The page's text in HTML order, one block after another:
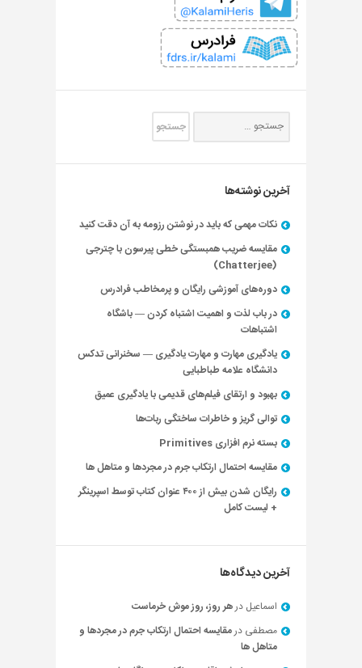
آخرین نوشته‌ها
نکات مهمی که باید در نوشتن رزومه به آن دقت کنید
مقایسه ضریب همبستگی خطی پیرسون با چترجی
(Chatterjee)
دوره‌های آموزشی رایگان و پرمخاطب فرادرس
در باب لذت و اهمیت اشتباه کردن — باشگاه
اشتباهات
یادگیری مهارت و مهارت یادگیری — سخنرانی تدکس
دانشگاه علامه طباطبایی
بهبود و ارتقای فیلم‌های قدیمی با یادگیری عمیق
توالی گریز و خاطرات ساختگی ربات‌ها
بسته نرم افزاری Primitives
مقایسه احتمال ارتکاب جرم در مجردها و متاهل ها
رایگان شدن بیش از ۴۰۰ عنوان کتاب توسط اسپرینگر
+ لیست کامل
آخرین دیدگاه‌ها
اسماعیل درهر روز، روز موش خرماست
مصطفی درمقایسه احتمال ارتکاب جرم در مجردها و
متاهل ها